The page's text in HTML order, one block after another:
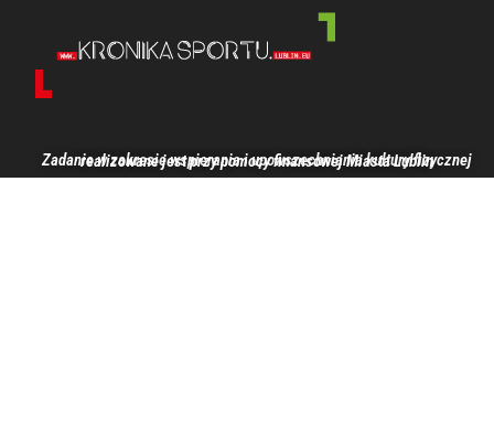
Zadanie w zakresie wspierania i upowszechniania kultury fizycznej realizowane jest przy pomocy finansowej Miasta Lublin